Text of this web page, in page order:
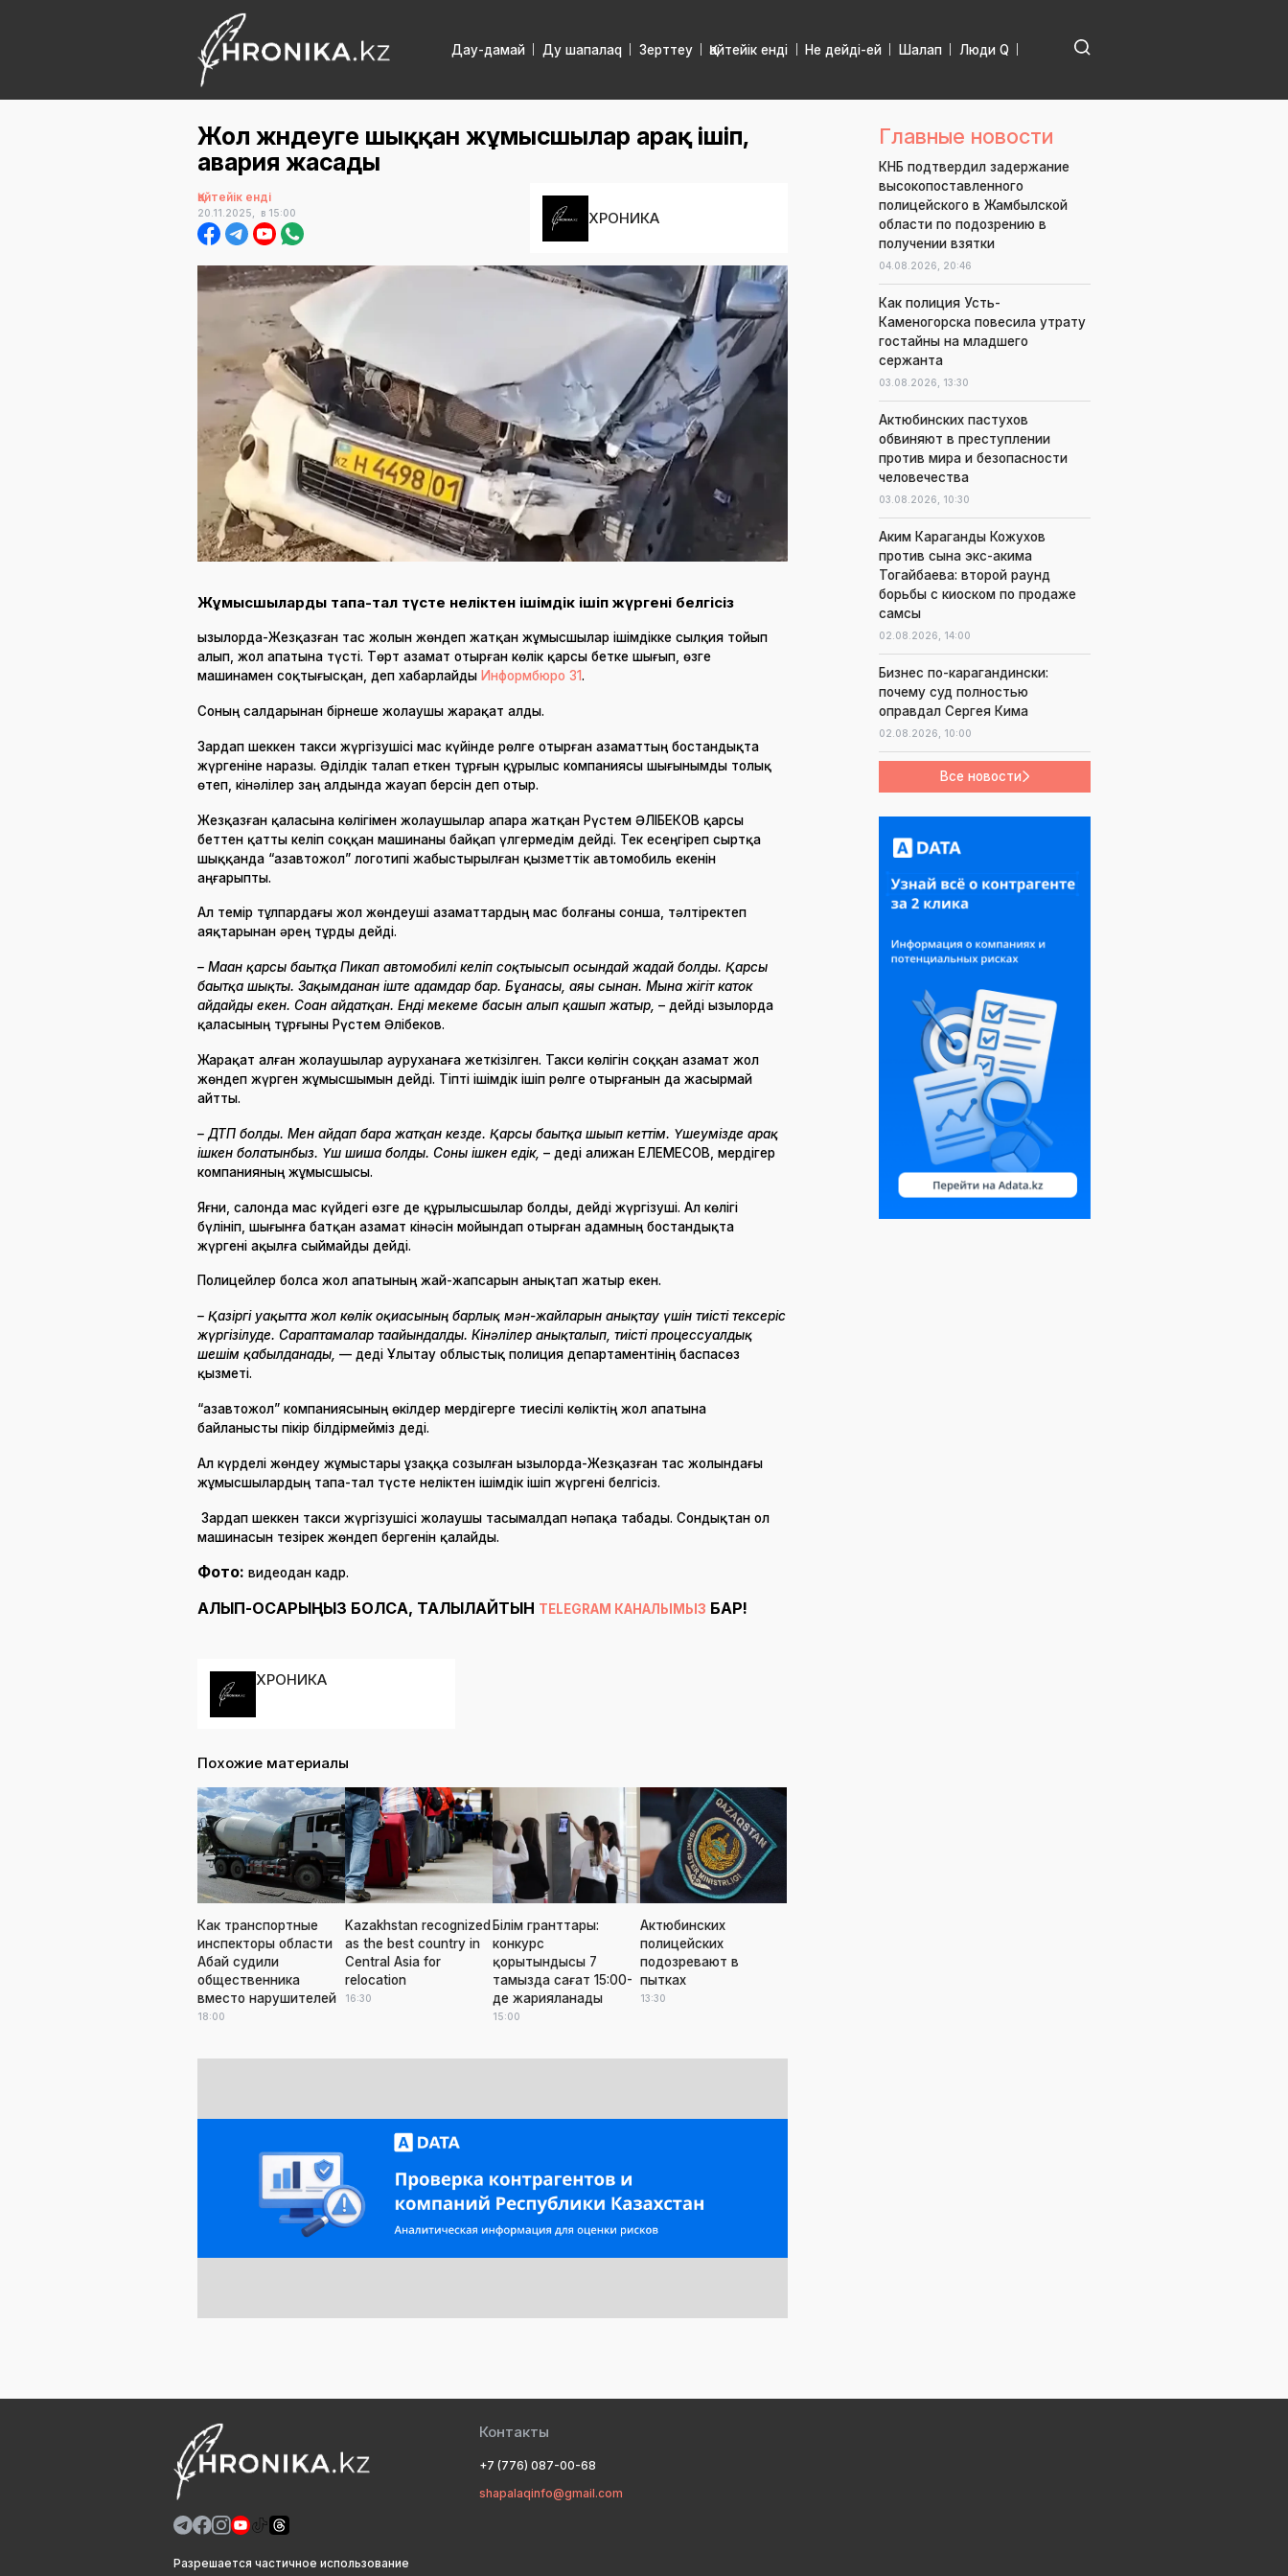
Дау-дамай Ду шапалаq Зерттеу Қайтейік енді Не дейді-ей Шалап Люди Q
Жол жөндеуге шыққан жұмысшылар арақ ішіп,
авария жасады
Қайтейік енді
20.11.2025, в 15:00 ХРОНИКА
Жұмысшылардың тапа-тал түсте неліктен ішімдік ішіп жүргені белгісіз
Қызылорда-Жезқазған тас жолын жөндеп жатқан жұмысшылар ішімдікке сылқия тойып
алып, жол апатына түсті. Төрт азамат отырған көлік қарсы бетке шығып, өзге
машинамен соқтығысқан, деп хабарлайды Информбюро 31.
Соның салдарынан бірнеше жолаушы жарақат алды.
Зардап шеккен такси жүргізушісі мас күйінде рөлге отырған азаматтың бостандықта
жүргеніне наразы. Әділдік талап еткен тұрғын құрылыс компаниясы шығынымды толық
өтеп, кінәлілер заң алдында жауап берсін деп отыр.
Жезқазған қаласына көлігімен жолаушылар апара жатқан Рүстем ӘЛІБЕКОВ қарсы
беттен қатты келіп соққан машинаны байқап үлгермедім дейді. Тек есеңгіреп сыртқа
шыққанда “Қазавтожол” логотипі жабыстырылған қызметтік автомобиль екенін
аңғарыпты.
Ал темір тұлпардағы жол жөндеуші азаматтардың мас болғаны сонша, тәлтіректеп
аяқтарынан әрең тұрды дейді.
– Маған қарсы бағытқа Пикап автомобилі келіп соқтығысып осындай жағдай болды. Қарсы
бағытқа шықты. Зақымданған іште адамдар бар. Бұғанасы, аяғы сынған. Мына жігіт каток
айдайды екен. Соған айдатқан. Енді мекеме басын алып қашып жатыр, – дейді Қызылорда
қаласының тұрғыны Рүстем Әлібеков.
Жарақат алған жолаушылар ауруханаға жеткізілген. Такси көлігін соққан азамат жол
жөндеп жүрген жұмысшымын дейді. Тіпті ішімдік ішіп рөлге отырғанын да жасырмай
айтты.
– ДТП болды. Мен айдап бара жатқан кезде. Қарсы бағытқа шығып кеттім. Үшеумізде арақ
ішкен болатынбыз. Үш шиша болды. Соны ішкен едік, – деді Қалижан ЕЛЕМЕСОВ, мердігер
компанияның жұмысшысы.
Яғни, салонда мас күйдегі өзге де құрылысшылар болды, дейді жүргізуші. Ал көлігі
бүлініп, шығынға батқан азамат кінәсін мойындап отырған адамның бостандықта
жүргені ақылға сыймайды дейді.
Полицейлер болса жол апатының жай-жапсарын анықтап жатыр екен.
– Қазіргі уақытта жол көлік оқиғасының барлық мән-жайларын анықтау үшін тиісті тексеріс
жүргізілуде. Сараптамалар тағайындалды. Кінәлілер анықталып, тиісті процессуалдық
шешім қабылданады, — деді Ұлытау облыстық полиция департаментінің баспасөз
қызметі.
“Қазавтожол” компаниясының өкілдер мердігерге тиесілі көліктің жол апатына
байланысты пікір білдірмейміз деді.
Ал күрделі жөндеу жұмыстары ұзаққа созылған Қызылорда-Жезқазған тас жолындағы
жұмысшылардың тапа-тал түсте неліктен ішімдік ішіп жүргені белгісіз.
Зардап шеккен такси жүргізушісі жолаушы тасымалдап нәпақа табады. Сондықтан ол
машинасын тезірек жөндеп бергенін қалайды.
Фото: видеодан кадр.
АЛЫП-ҚОСАРЫҢЫЗ БОЛСА, ТАЛҚЫЛАЙТЫН TELEGRAM КАНАЛЫМЫЗ БАР!
ХРОНИКА
Похожие материалы
Как транспортные
инспекторы области
Абай судили
общественника
вместо нарушителей
18:00
Kazakhstan recognized
as the best country in
Central Asia for
relocation
16:30
Білім гранттары:
конкурс
қорытындысы 7
тамызда сағат 15:00-
де жарияланады
15:00
Актюбинских
полицейских
подозревают в
пытках
13:30
Главные новости
КНБ подтвердил задержание
высокопоставленного
полицейского в Жамбылской
области по подозрению в
получении взятки
04.08.2026, 20:46
Как полиция Усть-
Каменогорска повесила утрату
гостайны на младшего
сержанта
03.08.2026, 13:30
Актюбинских пастухов
обвиняют в преступлении
против мира и безопасности
человечества
03.08.2026, 10:30
Аким Караганды Кожухов
против сына экс-акима
Тогайбаева: второй раунд
борьбы с киоском по продаже
самсы
02.08.2026, 14:00
Бизнес по-карагандински:
почему суд полностью
оправдал Сергея Кима
02.08.2026, 10:00
Все новости
Разрешается частичное использование
Контакты
+7 (776) 087-00-68
shapalaqinfo@gmail.com